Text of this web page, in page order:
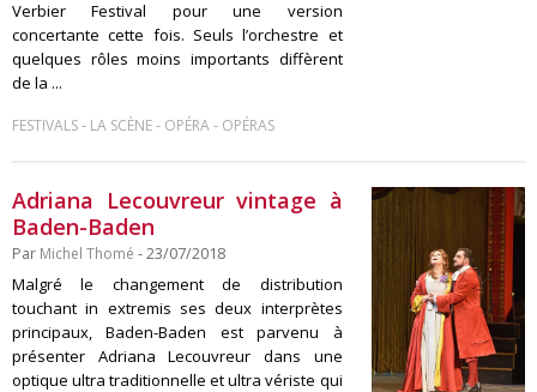
Verbier Festival pour une version
concertante cette fois. Seuls l’orchestre et
quelques rôles moins importants diffèrent
de la ...
FESTIVALS- LA SCÈNE- OPÉRA- OPÉRAS
Adriana Lecouvreur vintage à
Baden-Baden
Par Michel Thomé - 23/07/2018
Malgré le changement de distribution
touchant in extremis ses deux interprètes
principaux, Baden-Baden est parvenu à
présenter Adriana Lecouvreur dans une
optique ultra traditionnelle et ultra vériste qui